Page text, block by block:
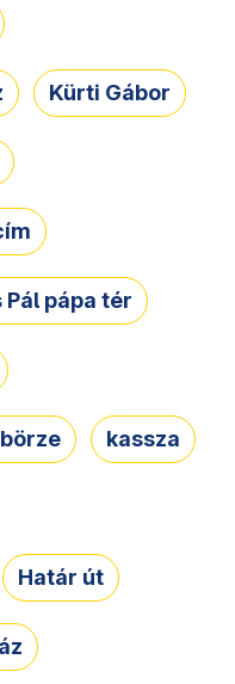
Kürti Gábor
pápa tér
kassza
Határ út